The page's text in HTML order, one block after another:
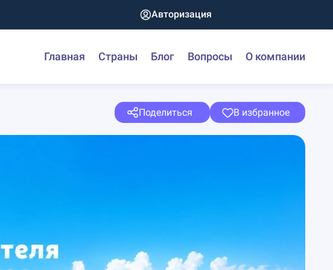
Авторизация
Главная Страны Блог Вопросы О компании
Поделиться В избранное